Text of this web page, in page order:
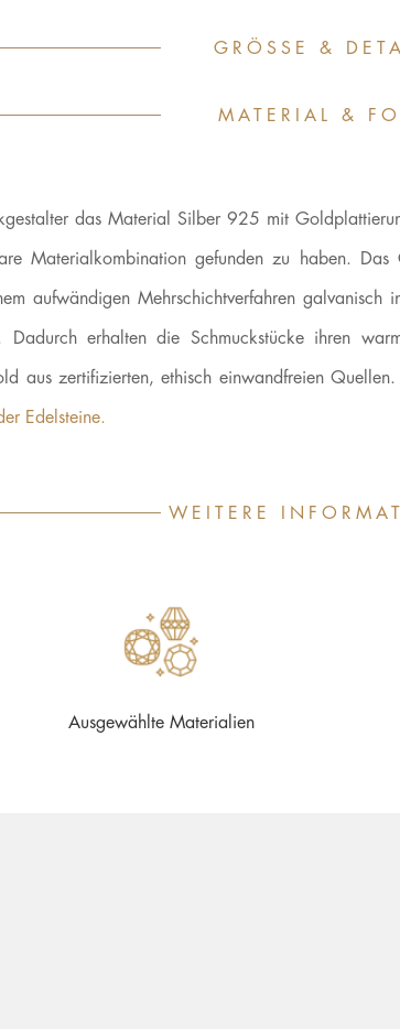
GRÖSSE &
MATERIAL &
das Material Silber 925 mit
Materialkombination gefunden zu haben.
aufwändigen Mehrschichtverfahren galvanisch
erhalten die Schmuckstücke ihren
aus zertifizierten, ethisch einwandfreien
Edelsteine.
WEITERE
Ausgewählte Materialien